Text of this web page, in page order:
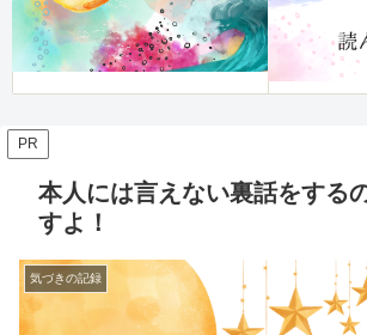
PR
本人には言えない裏話をする
すよ！
気づきの記録